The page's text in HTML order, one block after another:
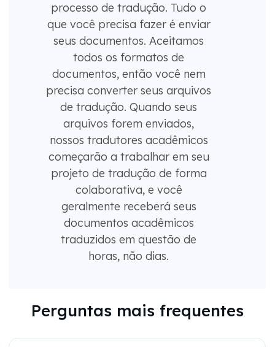
processo de tradução. Tudo o
que você precisa fazer é enviar
seus documentos. Aceitamos
todos os formatos de
documentos, então você nem
precisa converter seus arquivos
de tradução. Quando seus
arquivos forem enviados,
nossos tradutores acadêmicos
começarão a trabalhar em seu
projeto de tradução de forma
colaborativa, e você
geralmente receberá seus
documentos acadêmicos
traduzidos em questão de
horas, não dias.
Perguntas mais frequentes